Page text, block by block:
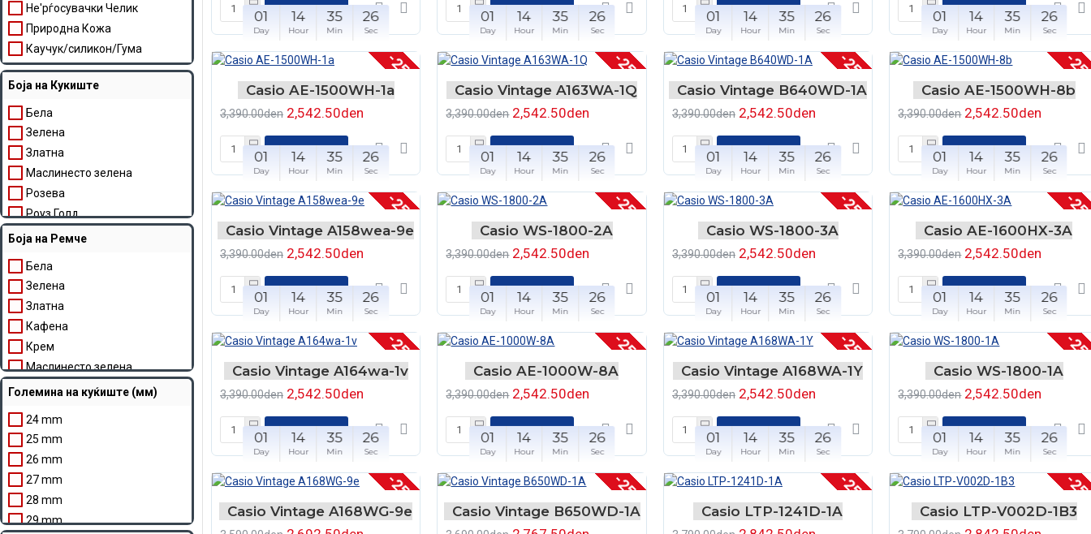
Не'рѓосувачки Челик
Природна Кожа
Каучук/силикон/Гума
Боја на Кукиште
Бела
Зелена
Златна
Маслинесто зелена
Розева
Роуз Голд
Сива
Сребрена/Златна
Црна
Боја на Ремче
Бела
Зелена
Златна
Кафенa
Крем
Маслинесто зелена
Сина
Сребрена
Сребрена/Златна
Црна
Големина на куќиште (мм)
24 mm
25 mm
26 mm
27 mm
28 mm
29 mm
ВО КОШНЧКА ВО КОШНЧКА ВО КОШНЧКА ВО КОШНЧКА
-25 %
01
Day
14
Hour
35
Min
26
Sec
Casio AE-1500WH-1a
3,390.00den 2,542.50den
ВО КОШНЧКА
-25 %
01
Day
14
Hour
35
Min
26
Sec
Casio Vintage A163WA-1Q
3,390.00den 2,542.50den
ВО КОШНЧКА
-25 %
01
Day
14
Hour
35
Min
26
Sec
Casio Vintage B640WD-1A
3,390.00den 2,542.50den
ВО КОШНЧКА
-
01
Day
14
Hour
35
Min
26
Sec
Casio AE-1500WH-8b
3,390.00den 2,542.50den
ВО КОШНЧКА
-25 %
01
Day
14
Hour
35
Min
26
Sec
Casio Vintage A158wea-9e
3,390.00den 2,542.50den
ВО КОШНЧКА
-25 %
01
Day
14
Hour
35
Min
26
Sec
Casio WS-1800-2A
3,390.00den 2,542.50den
ВО КОШНЧКА
-25 %
01
Day
14
Hour
35
Min
26
Sec
Casio WS-1800-3A
3,390.00den 2,542.50den
ВО КОШНЧКА
-
01
Day
14
Hour
35
Min
26
Sec
Casio AE-1600HX-3A
3,390.00den 2,542.50den
ВО КОШНЧКА
-25 %
01
Day
14
Hour
35
Min
26
Sec
Casio Vintage A164wa-1v
3,390.00den 2,542.50den
ВО КОШНЧКА
-25 %
01
Day
14
Hour
35
Min
26
Sec
Casio AE-1000W-8A
3,390.00den 2,542.50den
ВО КОШНЧКА
-25 %
01
Day
14
Hour
35
Min
26
Sec
Casio Vintage A168WA-1Y
3,390.00den 2,542.50den
ВО КОШНЧКА
-
01
Day
14
Hour
35
Min
26
Sec
Casio WS-1800-1A
3,390.00den 2,542.50den
ВО КОШНЧКА
-25 %
01
Day
14
Hour
35
Min
26
Sec
Casio Vintage A168WG-9e
-25 %
01
Day
14
Hour
35
Min
26
Sec
Casio Vintage B650WD-1A
-25 %
01
Day
14
Hour
35
Min
26
Sec
Casio LTP-1241D-1A
-
01
Day
14
Hour
35
Min
26
Sec
Casio LTP-V002D-1B3